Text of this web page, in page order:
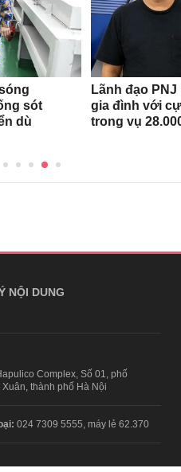
sót
dù
Lãnh đạo
gia đình với
trong vụ
NỘI DUNG
Complex, Số 01, phố
thành phố Hà Nội
024 7309 5555, máy lẻ 62.370